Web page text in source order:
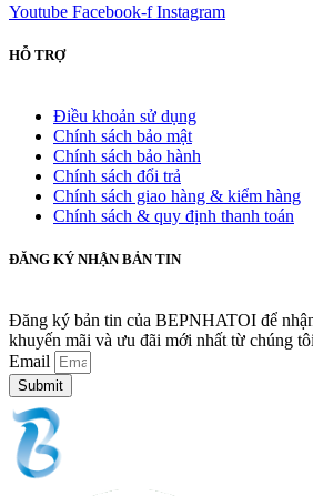
Youtube Facebook-f Instagram
HỖ TRỢ
Điều khoản sử dụng
Chính sách bảo mật
Chính sách bảo hành
Chính sách đổi trả
Chính sách giao hàng & kiểm hàng
Chính sách & quy định thanh toán
ĐĂNG KÝ NHẬN BẢN TIN
Đăng ký bản tin của BEPNHATOI để
khuyến mãi và ưu đãi mới nhất từ chúng
Email
Submit